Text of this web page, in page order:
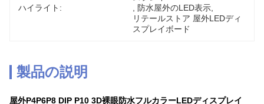
ハイライト: 防水屋外のLED表示
リテールストア 屋外LEDディ
スプレイボード
製品の説明
屋外P4P6P8 DIP P10 3D裸眼防水フルカラーLEDディスプレイ